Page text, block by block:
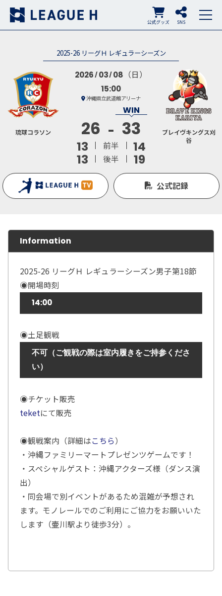
SNS
公式グッズ
2025-26 リーグＨ レギュラーシーズン
琉球コラソン
2026 03 08 （日）
15:00
沖縄県立武道館アリーナ
26 33
13 前半
14
13
後半 19
ブレイヴキングス刈
谷
公式記録
Information
2025-26 リーグＨ レギュラーシーズン男子第18節
◉開場時刻
14:00
◉土足観戦
不可（ご観戦の際は室内履きをご持参くださ
い）
◉チケット販売
teketにて販売
◉観戦案内（詳細はこちら）
・沖縄ファミリーマートプレゼンツゲームです！
・スペシャルゲスト：沖縄アクターズ様（ダンス演
出）
・同会場で別イベントがあるため混雑が予想され
ます。モノレールでのご利用にご協力をお願いいた
します（壷川駅より徒歩3分）。